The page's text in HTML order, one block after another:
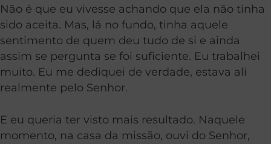
Não é que eu vivesse achando que ela não tinha
sido aceita. Mas, lá no fundo, tinha aquele
sentimento de quem deu tudo de si e ainda
assim se pergunta se foi suficiente. Eu trabalhei
muito. Eu me dediquei de verdade, estava ali
realmente pelo Senhor.
E eu queria ter visto mais resultado. Naquele
momento, na casa da missão, ouvi do Senhor,